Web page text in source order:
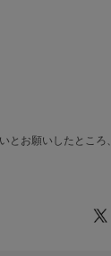
お願いしたとこ